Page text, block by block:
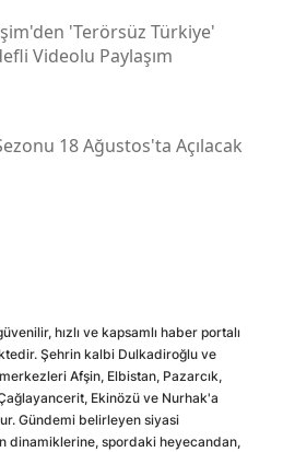
'terörsüz Türkiye'
Videolu Paylaşım
18 Ağustos'ta Açılacak
hızlı ve kapsamlı haber portalı
Şehrin kalbi Dulkadiroğlu ve
Afşin, Elbistan, Pazarcık,
Ekinözü ve Nurhak'a
Gündemi belirleyen siyasi
dinamiklerine, spordaki heyecandan,